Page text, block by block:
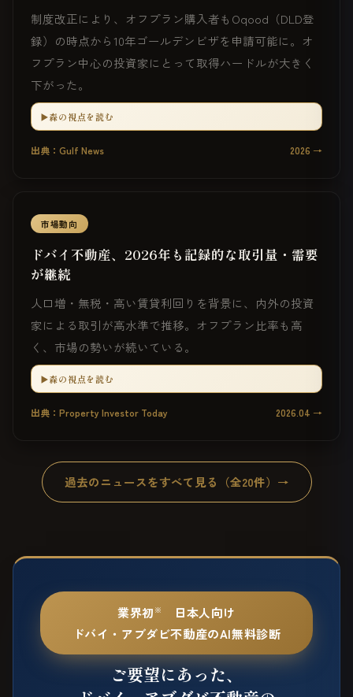
制度改正により、オフプラン購入者もOqood（DLD登
録）の時点から10年ゴールデンビザを申請可能に。オ
フプラン中心の投資家にとって取得ハードルが大きく
下がった。
▶️森の視点を読む
出典：Gulf News 2026 →
市場動向
ドバイ不動産、2026年も記録的な取引量・需要
が継続
人口増・無税・高い賃貸利回りを背景に、内外の投資
家による取引が高水準で推移。オフプラン比率も高
く、市場の勢いが続いている。
▶️森の視点を読む
出典：Property Investor Today 2026.04 →
過去のニュースをすべて見る（全20件）→
業界初 ※
日本人向け
ドバイ・アブダビ不動産のAI無料診断
ご要望にあった、